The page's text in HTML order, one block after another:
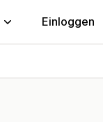
Einloggen